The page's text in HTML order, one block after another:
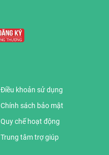
Điều khoản sử dụng
Chính sách bảo mật
Quy chế hoạt động
Trung tâm trợ giúp